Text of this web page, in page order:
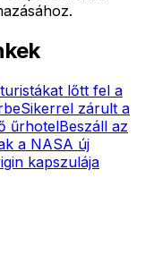
lőtt fel a
Sikerrel zárult a
űrhotelBeszáll az
a NASA új
kapszulája